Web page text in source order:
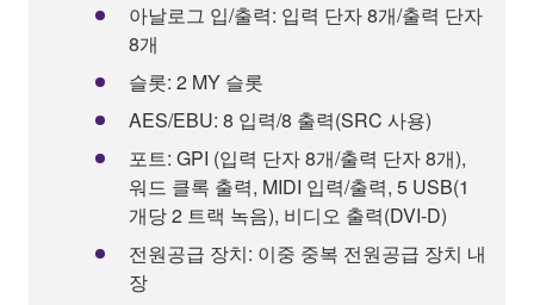
아날로그 입/출력: 입력 단자 8개/출력 단자
8개
슬롯: 2 MY 슬롯
AES/EBU: 8 입력/8 출력(SRC 사용)
포트: GPI (입력 단자 8개/출력 단자 8개),
워드 클록 출력, MIDI 입력/출력, 5 USB(1
개당 2 트랙 녹음), 비디오 출력(DVI-D)
전원공급 장치: 이중 중복 전원공급 장치 내
장